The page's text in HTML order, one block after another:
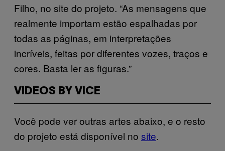
Filho, no site do projeto. “As mensagens que
realmente importam estão espalhadas por
todas as páginas, em interpretações
incríveis, feitas por diferentes vozes, traços e
cores. Basta ler as figuras.”
VIDEOS BY VICE
Você pode ver outras artes abaixo, e o resto
do projeto está disponível no site.